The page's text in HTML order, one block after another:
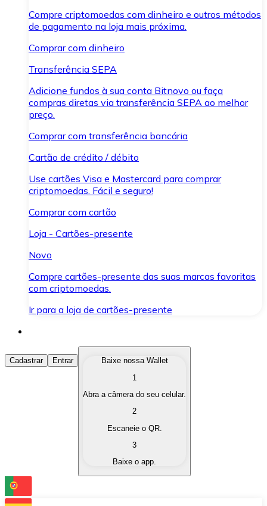
Compre criptomoedas com dinheiro e outros métodos
de pagamento na loja mais próxima.
Comprar com dinheiro
Transferência SEPA
Adicione fundos à sua conta Bitnovo ou faça
compras diretas via transferência SEPA ao melhor
preço.
Comprar com transferência bancária
Cartão de crédito / débito
Use cartões Visa e Mastercard para comprar
criptomoedas. Fácil e seguro!
Comprar com cartão
Loja - Cartões-presente
Novo
Compre cartões-presente das suas marcas favoritas
com criptomoedas.
Ir para a loja de cartões-presente
Comprar Criptomoedas
Compre as criptomoedas de seu interesse de forma
Converta suas criptomoedas em moeda fiduciária
Troque uma criptomoeda por outra
Cadastrar Entrar
Baixe nossa Wallet
1
Abra a câmera do seu celular.
2
Escaneie o QR.
3
Baixe o app.